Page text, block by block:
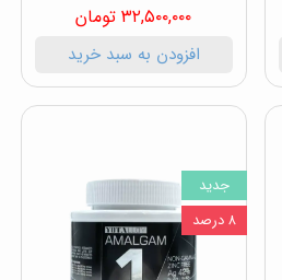
۳۲,۵۰۰,۰۰۰ تومان
افزودن به سبد خرید
جدید
۸ درصد